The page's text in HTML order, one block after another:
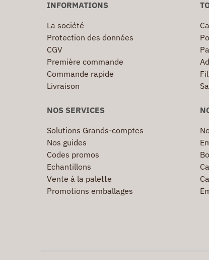
INFORMATIONS
La société
Protection des données
CGV
Première commande
Commande rapide
Livraison
NOS SERVICES
Solutions Grands-comptes
Nos guides
Codes promos
Echantillons
Vente à la palette
Promotions emballages